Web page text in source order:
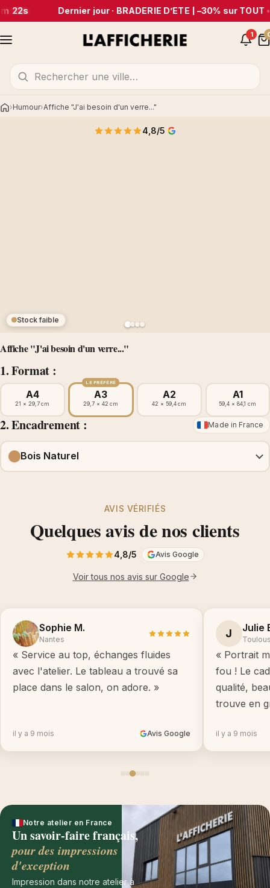
22s Dernier jour · BRADERIE D’ÉTÉ | –30% sur TOUT•
1
AccueilHumour Affiche "J'ai besoin d'un verre..."
Affiche "J'ai besoin d'un verre..."
1. Format :
Stock faible
4,8/5
A4
21 × 29,7 cm
LE PRÉFÉRÉ
A3
29,7 × 42 cm
A2
42 × 59,4 cm
A1
59,4 × 84,1 cm
2. Encadrement : Made in France
Bois Naturel
AVIS VÉRIFIÉS
Quelques avis de nos clients
4,8/5 Avis Google
Voir tous nos avis sur Google
Sophie M.
Nantes
« Service au top, échanges fluides
avec l'atelier. Le tableau a trouvé sa
place dans le salon, on adore. »
il y a 9 mois Avis Google
J Julie
« Portrait
fou ! Le
qualité,
trouve en
il y a 9 mois
Notre atelier en France
Un savoir-faire français,
pour des impressions
d'exception
Impression dans notre atelier à